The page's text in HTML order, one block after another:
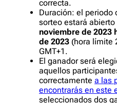
correcta.
Duración: el periodo
sorteo estará abierto
noviembre de 2023
de 2023 (hora límite
GMT+1.
El ganador será
aquellos
correctamente a las
encontrarás en este
seleccionados dos